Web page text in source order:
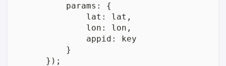
params : {
lat : lat,
lon : lon,
appid : key
        }
    });